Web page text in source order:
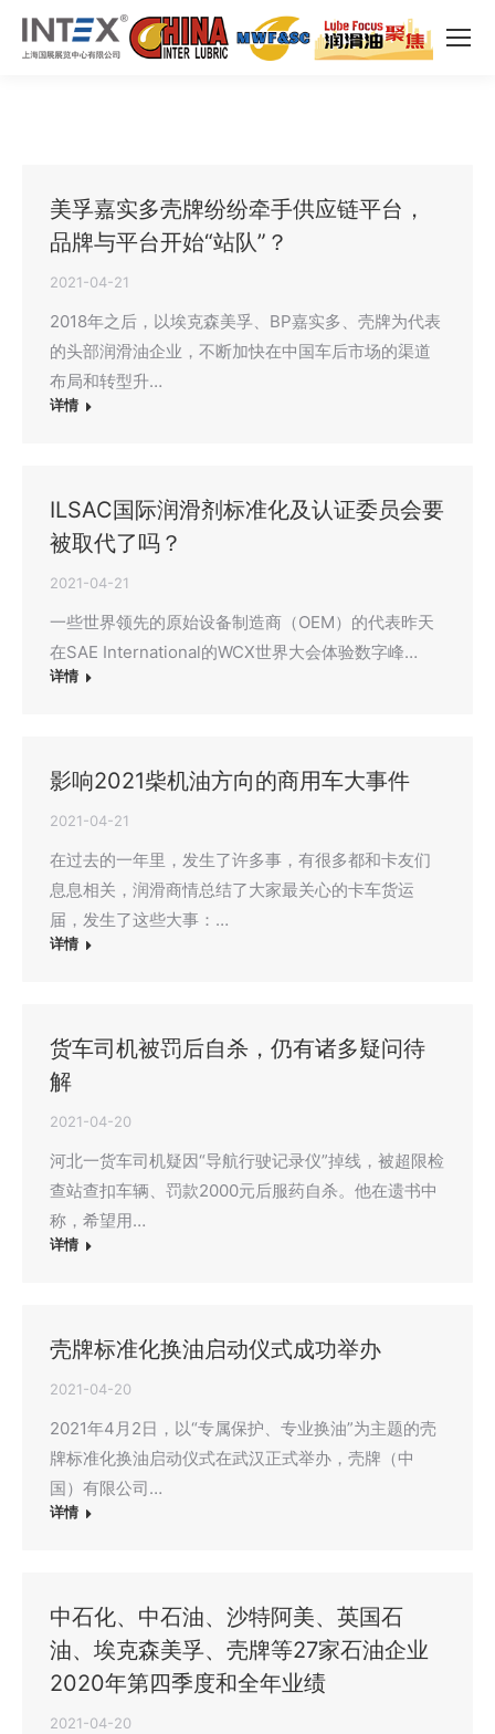
美孚嘉实多壳牌纷纷牵手供应链平台，
品牌与平台开始“站队”？
2021-04-21
2018年之后，以埃克森美孚、BP嘉实多、壳牌为代表
的头部润滑油企业，不断加快在中国车后市场的渠道
布局和转型升…
详情
ILSAC国际润滑剂标准化及认证委员会要
被取代了吗？
2021-04-21
一些世界领先的原始设备制造商（OEM）的代表昨天
在SAE International的WCX世界大会体验数字峰…
详情
影响2021柴机油方向的商用车大事件
2021-04-21
在过去的一年里，发生了许多事，有很多都和卡友们
息息相关，润滑商情总结了大家最关心的卡车货运
届，发生了这些大事：…
详情
货车司机被罚后自杀，仍有诸多疑问待
解
2021-04-20
河北一货车司机疑因“导航行驶记录仪”掉线，被超限检
查站查扣车辆、罚款2000元后服药自杀。他在遗书中
称，希望用…
详情
壳牌标准化换油启动仪式成功举办
2021-04-20
2021年4月2日，以“专属保护、专业换油”为主题的壳
牌标准化换油启动仪式在武汉正式举办，壳牌（中
国）有限公司…
详情
中石化、中石油、沙特阿美、英国石
油、埃克森美孚、壳牌等27家石油企业
2020年第四季度和全年业绩
2021-04-20